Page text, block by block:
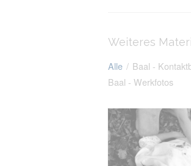
Weiteres
Alle / Baal -
Baal - Werkfotos